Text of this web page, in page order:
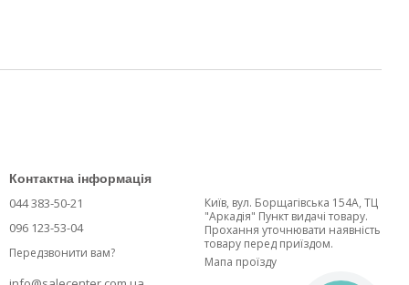
Контактна інформація
044 383-50-21
096 123-53-04
Передзвонити вам?
Київ, вул. Борщагівська 154А, ТЦ
"Аркадія" Пункт видачі товару.
Прохання уточнювати наявність
товару перед приїздом.
Мапа проїзду